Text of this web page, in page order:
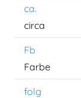
ca.
circa
Fb
Farbe
folg